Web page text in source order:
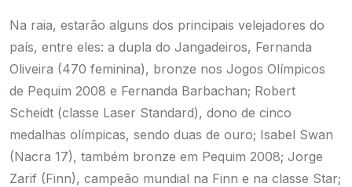
Na raia, estarão alguns dos principais velejadores do
país, entre eles: a dupla do Jangadeiros, Fernanda
Oliveira (470 feminina), bronze nos Jogos Olímpicos
de Pequim 2008 e Fernanda Barbachan; Robert
Scheidt (classe Laser Standard), dono de cinco
medalhas olímpicas, sendo duas de ouro; Isabel Swan
(Nacra 17), também bronze em Pequim 2008; Jorge
Zarif (Finn), campeão mundial na Finn e na classe Star;